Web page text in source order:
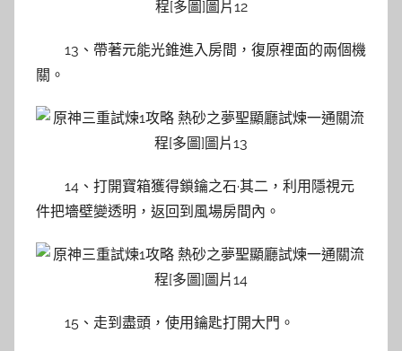
13、帶著元能光錐進入房間，復原裡面的兩個機
關。
14、打開寶箱獲得鎖鑰之石·其二，利用隱視元
件把墻壁變透明，返回到風場房間內。
15、走到盡頭，使用鑰匙打開大門。